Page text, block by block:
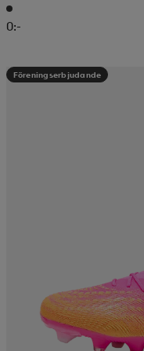
0:-
Föreningserbjudande